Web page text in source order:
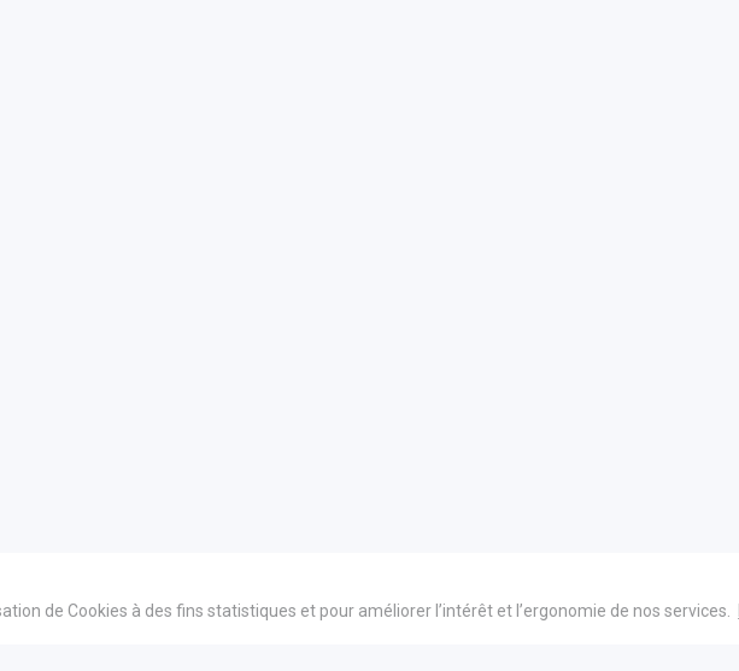
de Cookies à des fins statistiques et pour améliorer l’intérêt et l’ergonomie de nos services.